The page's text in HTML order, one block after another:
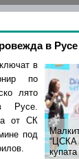
в Русе
в
по
лято
Русе.
от СК
под